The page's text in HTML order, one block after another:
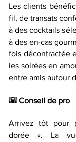
Les clients
fil, de transats
à des cocktails
à des en-cas
fois décontractée
les soirées en
entre amis autour
🌇 Conseil de pro
Arrivez tôt pour
dorée ». La